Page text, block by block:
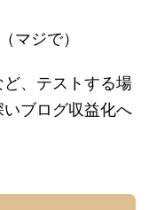
マジで）
、テストする場
ブログ収益化へ